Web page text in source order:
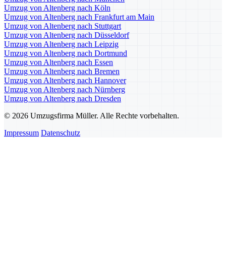
Umzug von Altenberg nach Köln
Umzug von Altenberg nach Frankfurt am Main
Umzug von Altenberg nach Stuttgart
Umzug von Altenberg nach Düsseldorf
Umzug von Altenberg nach Leipzig
Umzug von Altenberg nach Dortmund
Umzug von Altenberg nach Essen
Umzug von Altenberg nach Bremen
Umzug von Altenberg nach Hannover
Umzug von Altenberg nach Nürnberg
Umzug von Altenberg nach Dresden
© 2026 Umzugsfirma Müller. Alle Rechte vorbehalten.
Impressum Datenschutz